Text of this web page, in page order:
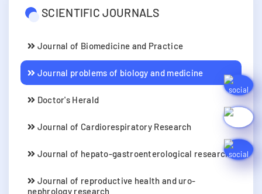
SCIENTIFIC JOURNALS
Journal of Biomedicine and Practice
Journal problems of biology and medicine
Doctor's Herald
Journal of Cardiorespiratory Research
Journal of hepato-gastroenterological research
Journal of reproductive health and uro-
nephrology research